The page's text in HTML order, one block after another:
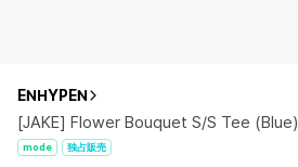
ENHYPEN
[JAKE] Flower Bouquet S/S Tee (Blue)
mode 独占販売